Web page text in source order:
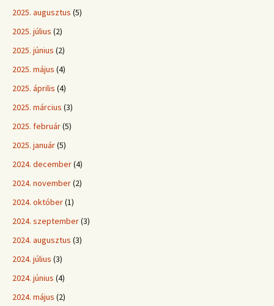
2025. augusztus (5)
2025. július (2)
2025. június (2)
2025. május (4)
2025. április (4)
2025. március (3)
2025. február(5)
2025. január(5)
2024. december(4)
2024. november(2)
2024. október(1)
2024. szeptember(3)
2024. augusztus (3)
2024. július (3)
2024. június (4)
2024. május (2)